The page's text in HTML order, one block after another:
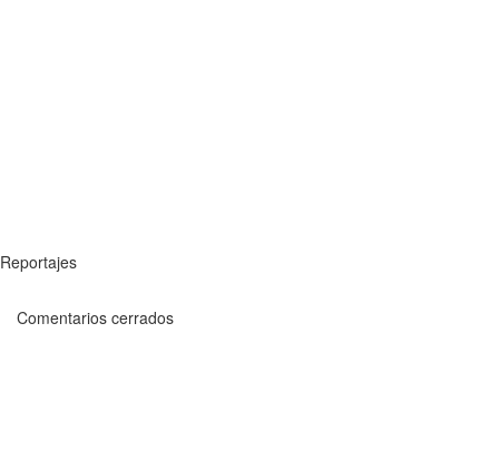
Reportajes
Comentarios cerrados